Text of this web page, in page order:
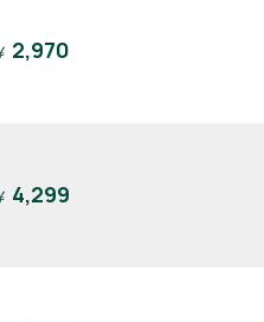
2,970
4,299